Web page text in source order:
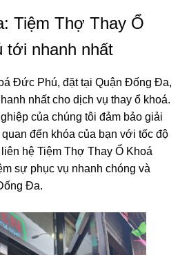
Tiệm Thợ Thay Ổ
tới nhanh nhất
Ðức Phú, đặt tại Quận Đống Đa,
nhất cho dịch vụ thay ổ khoá.
của chúng tôi đảm bảo giải
đến khóa của bạn với tốc độ
hệ Tiệm Thợ Thay Ổ Khoá
sự phục vụ nhanh chóng và
Đa.